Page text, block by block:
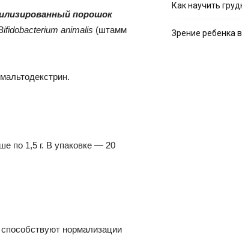
порошок
animalis (штамм
по 1,5 г. В упаковке — 20
нормализации
Как научить
Зрение ребенка